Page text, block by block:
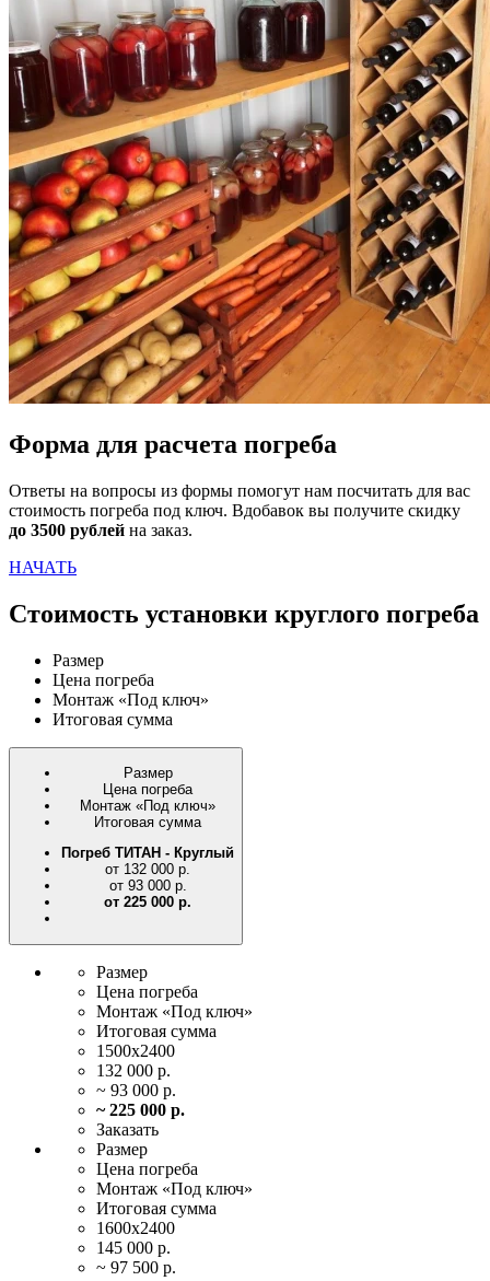
Форма для расчета погреба
Ответы на вопросы из формы помогут нам посчитать для вас
стоимость погреба под ключ. Вдобавок вы получите скидку
до 3500 рублей на заказ.
НАЧАТЬ
Стоимость установки круглого погреба
Размер
Цена погреба
Монтаж «Под ключ»
Итоговая сумма
Размер
Цена погреба
Монтаж «Под ключ»
Итоговая сумма
Погреб ТИТАН - Круглый
от 132 000 р.
от 93 000 р.
от 225 000 р.
Размер
Цена погреба
Монтаж «Под ключ»
Итоговая сумма
1500х2400
132 000 р.
~ 93 000 р.
~ 225 000 р.
Заказать
Размер
Цена погреба
Монтаж «Под ключ»
Итоговая сумма
1600х2400
145 000 р.
~ 97 500 р.